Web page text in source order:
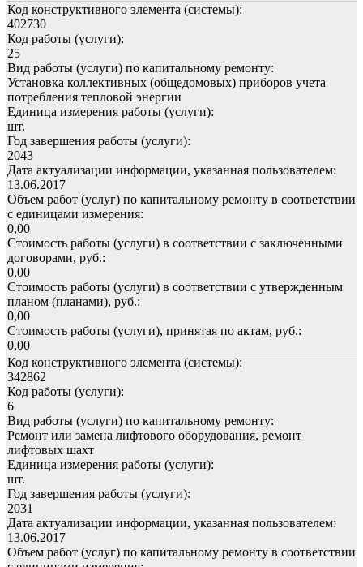
Код конструктивного элемента (системы):
402730
Код работы (услуги):
25
Вид работы (услуги) по капитальному ремонту:
Установка коллективных (общедомовых) приборов учета
потребления тепловой энергии
Единица измерения работы (услуги):
шт.
Год завершения работы (услуги):
2043
Дата актуализации информации, указанная пользователем:
13.06.2017
Объем работ (услуг) по капитальному ремонту в соответствии
с единицами измерения:
0,00
Стоимость работы (услуги) в соответствии с заключенными
договорами, руб.:
0,00
Стоимость работы (услуги) в соответствии с утвержденным
планом (планами), руб.:
0,00
Стоимость работы (услуги), принятая по актам, руб.:
0,00
Код конструктивного элемента (системы):
342862
Код работы (услуги):
6
Вид работы (услуги) по капитальному ремонту:
Ремонт или замена лифтового оборудования, ремонт
лифтовых шахт
Единица измерения работы (услуги):
шт.
Год завершения работы (услуги):
2031
Дата актуализации информации, указанная пользователем:
13.06.2017
Объем работ (услуг) по капитальному ремонту в соответствии